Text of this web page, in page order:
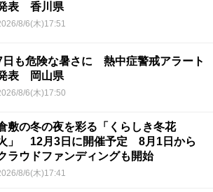
表 香川県
8/6(木)17:51
日も危険な暑さに 熱中症警戒アラート
表 岡山県
8/6(木)17:50
敷の冬の夜を彩る「くらしき冬花
」 12月3日に開催予定 8月1日から
ラウドファンディングも開始
8/6(木)17:41